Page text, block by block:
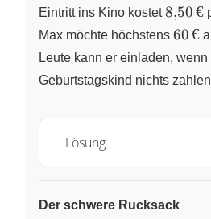
Eintritt ins Kino kostet
€
8,50€
Max möchte höchstens 60\,
€
60€
Leute kann er einladen,
Geburtstagskind nichts
Lösung
Der schwere Rucksack